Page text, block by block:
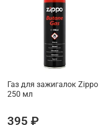
Газ для зажигалок Zippo
250 мл
395 ₽